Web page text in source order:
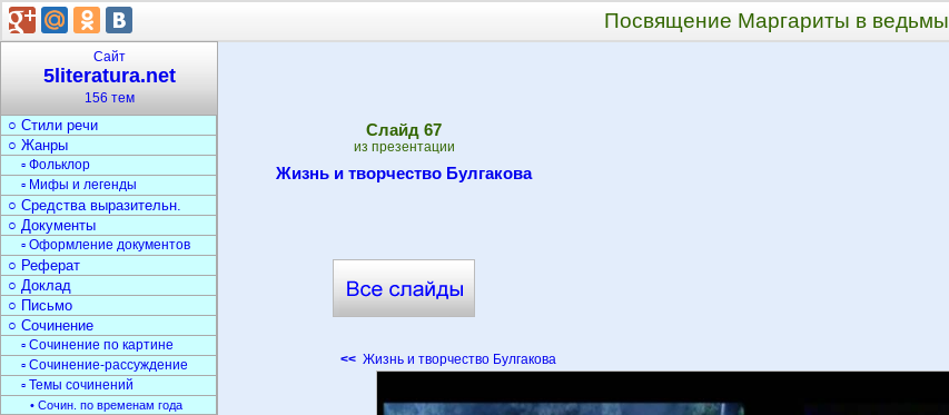
Посвящение Маргариты в ведьмы
Cлайд 67
из презентации
Жизнь и творчество Булгакова
<< Жизнь и творчество Булгакова
Сайт
5literatura.net
156 тем
▫ Стихи о природе
▫ Стихи о войне
▫ Загадки
Текст
○ Типы текста
○ Анализ текста
○ Стили речи
○ Жанры
▫ Фольклор
▫ Мифы и легенды
○ Средства выразительн.
○ Документы
▫ Оформление документов
○ Реферат
○ Доклад
○ Письмо
○ Сочинение
▫ Сочинение по картине
▫ Сочинение-рассуждение
▫ Темы сочинений
• Сочин. по временам года